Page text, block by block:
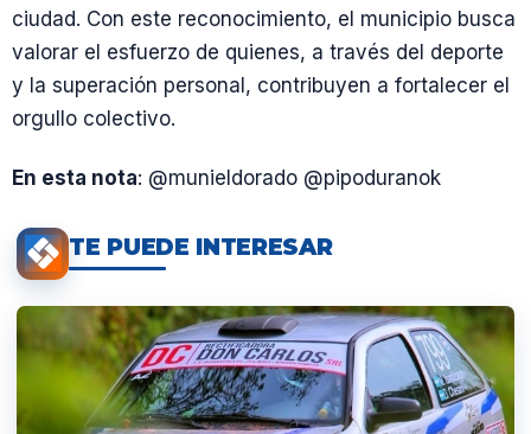
ciudad. Con este reconocimiento, el municipio busca
valorar el esfuerzo de quienes, a través del deporte
y la superación personal, contribuyen a fortalecer el
orgullo colectivo.
En esta nota: @munieldorado @pipoduranok
TE PUEDE INTERESAR